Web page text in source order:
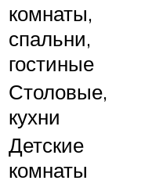
комнаты,
спальни,
гостиные
Столовые,
кухни
Детские
комнаты